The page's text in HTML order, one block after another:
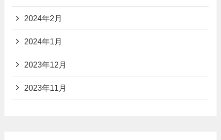
2024年2月
2024年1月
2023年12月
2023年11月